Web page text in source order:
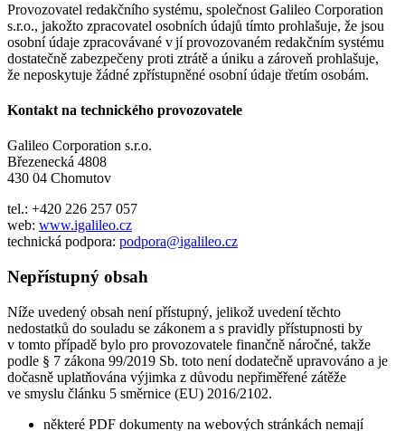
Provozovatel redakčního systému, společnost Galileo Corporation
s.r.o., jakožto zpracovatel osobních údajů tímto prohlašuje, že jsou
osobní údaje zpracovávané v jí provozovaném redakčním systému
dostatečně zabezpečeny proti ztrátě a úniku a zároveň prohlašuje,
že neposkytuje žádné zpřístupněné osobní údaje třetím osobám.
Kontakt na technického provozovatele
Galileo Corporation s.r.o.
Březenecká 4808
430 04 Chomutov
tel.: +420 226 257 057
web: www.igalileo.cz
technická podpora: podpora@igalileo.cz
Nepřístupný obsah
Níže uvedený obsah není přístupný, jelikož uvedení těchto
nedostatků do souladu se zákonem a s pravidly přístupnosti by
v tomto případě bylo pro provozovatele finančně náročné, takže
podle § 7 zákona 99/2019 Sb. toto není dodatečně upravováno a je
dočasně uplatňována výjimka z důvodu nepřiměřené zátěže
ve smyslu článku 5 směrnice (EU) 2016/2102.
některé PDF dokumenty na webových stránkách nemají